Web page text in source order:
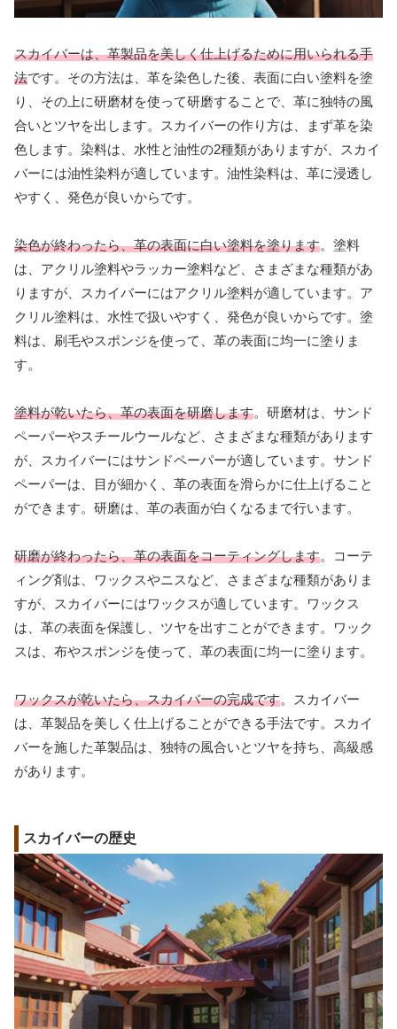
スカイバーは、革製品を美しく仕上げるために用いられる手
法です。その方法は、革を染色した後、表面に白い塗料を塗
り、その上に研磨材を使って研磨することで、革に独特の風
合いとツヤを出します。スカイバーの作り方は、まず革を染
色します。染料は、水性と油性の2種類がありますが、スカイ
バーには油性染料が適しています。油性染料は、革に浸透し
やすく、発色が良いからです。
染色が終わったら、革の表面に白い塗料を塗ります。塗料
は、アクリル塗料やラッカー塗料など、さまざまな種類があ
りますが、スカイバーにはアクリル塗料が適しています。ア
クリル塗料は、水性で扱いやすく、発色が良いからです。塗
料は、刷毛やスポンジを使って、革の表面に均一に塗りま
す。
塗料が乾いたら、革の表面を研磨します。研磨材は、サンド
ペーパーやスチールウールなど、さまざまな種類があります
が、スカイバーにはサンドペーパーが適しています。サンド
ペーパーは、目が細かく、革の表面を滑らかに仕上げること
ができます。研磨は、革の表面が白くなるまで行います。
研磨が終わったら、革の表面をコーティングします。コーテ
ィング剤は、ワックスやニスなど、さまざまな種類がありま
すが、スカイバーにはワックスが適しています。ワックス
は、革の表面を保護し、ツヤを出すことができます。ワック
スは、布やスポンジを使って、革の表面に均一に塗ります。
ワックスが乾いたら、スカイバーの完成です。スカイバー
は、革製品を美しく仕上げることができる手法です。スカイ
バーを施した革製品は、独特の風合いとツヤを持ち、高級感
があります。
スカイバーの歴史